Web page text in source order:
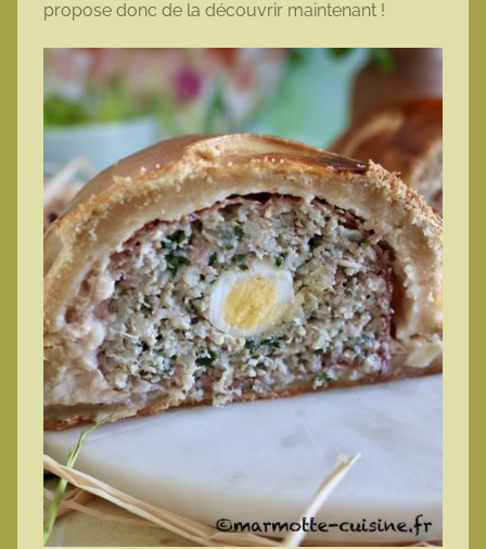
propose donc de la découvrir maintenant !